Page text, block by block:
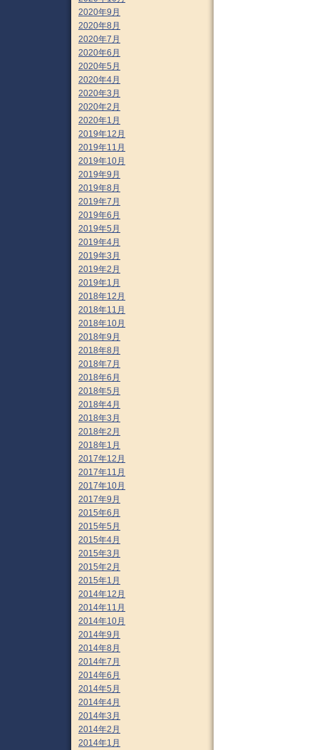
2020年9月
2020年8月
2020年7月
2020年6月
2020年5月
2020年4月
2020年3月
2020年2月
2020年1月
2019年12月
2019年11月
2019年10月
2019年9月
2019年8月
2019年7月
2019年6月
2019年5月
2019年4月
2019年3月
2019年2月
2019年1月
2018年12月
2018年11月
2018年10月
2018年9月
2018年8月
2018年7月
2018年6月
2018年5月
2018年4月
2018年3月
2018年2月
2018年1月
2017年12月
2017年11月
2017年10月
2017年9月
2015年6月
2015年5月
2015年4月
2015年3月
2015年2月
2015年1月
2014年12月
2014年11月
2014年10月
2014年9月
2014年8月
2014年7月
2014年6月
2014年5月
2014年4月
2014年3月
2014年2月
2014年1月